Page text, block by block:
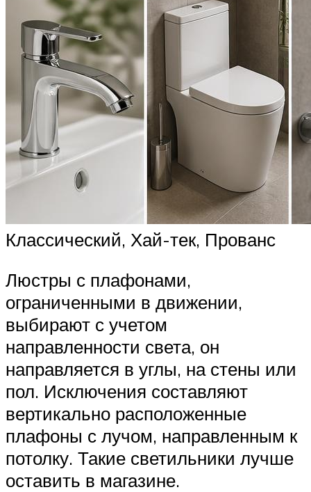
Классический, Хай-тек, Прованс
Люстры с плафонами,
ограниченными в движении,
выбирают с учетом
направленности света, он
направляется в углы, на стены или
пол. Исключения составляют
вертикально расположенные
плафоны с лучом, направленным к
потолку. Такие светильники лучше
оставить в магазине.